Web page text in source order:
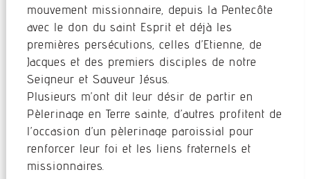
mouvement missionnaire, depuis la Pentecôte
avec le don du saint Esprit et déjà les
premières persécutions, celles d’Etienne, de
Jacques et des premiers disciples de notre
Seigneur et Sauveur Jésus.
Plusieurs m’ont dit leur désir de partir en
Pèlerinage en Terre sainte, d’autres profitent de
l’occasion d’un pèlerinage paroissial pour
renforcer leur foi et les liens fraternels et
missionnaires.